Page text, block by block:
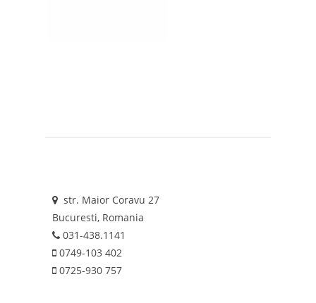
str. Maior Coravu 27
Bucuresti, Romania
031-438.1141
0749-103 402
0725-930 757